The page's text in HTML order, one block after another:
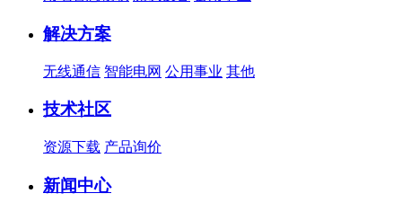
解决方案
无线通信 智能电网 公用事业 其他
技术社区
资源下载 产品询价
新闻中心